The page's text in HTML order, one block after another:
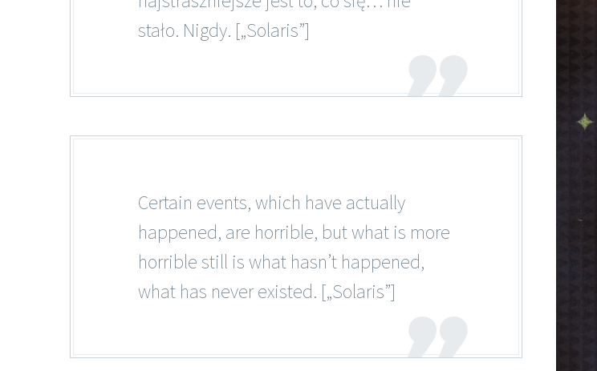
stało. Nigdy. [„Solaris”]
Certain events, which have actually
happened, are horrible, but what is more
horrible still is what hasn’t happened,
what has never existed. [„Solaris”]